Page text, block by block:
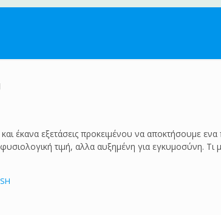
έκανα εξετάσεις προκειμένου να αποκτήσουμε ενα
τιμή, αλλα αυξημένη για εγκυμοσύνη.